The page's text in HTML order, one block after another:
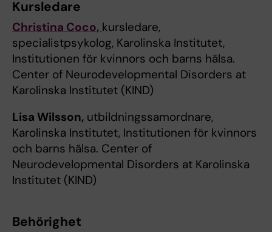
Kursledare
Christina Coco, kursledare,
specialistpsykolog, Karolinska Institutet,
Institutionen för kvinnors och barns hälsa.
Center of Neurodevelopmental Disorders at
Karolinska Institutet (KIND)
Lisa Wilsson, utbildningssamordnare,
Karolinska Institutet, Institutionen för kvinnors
och barns hälsa. Center of
Neurodevelopmental Disorders at Karolinska
Institutet (KIND)
Behörighet